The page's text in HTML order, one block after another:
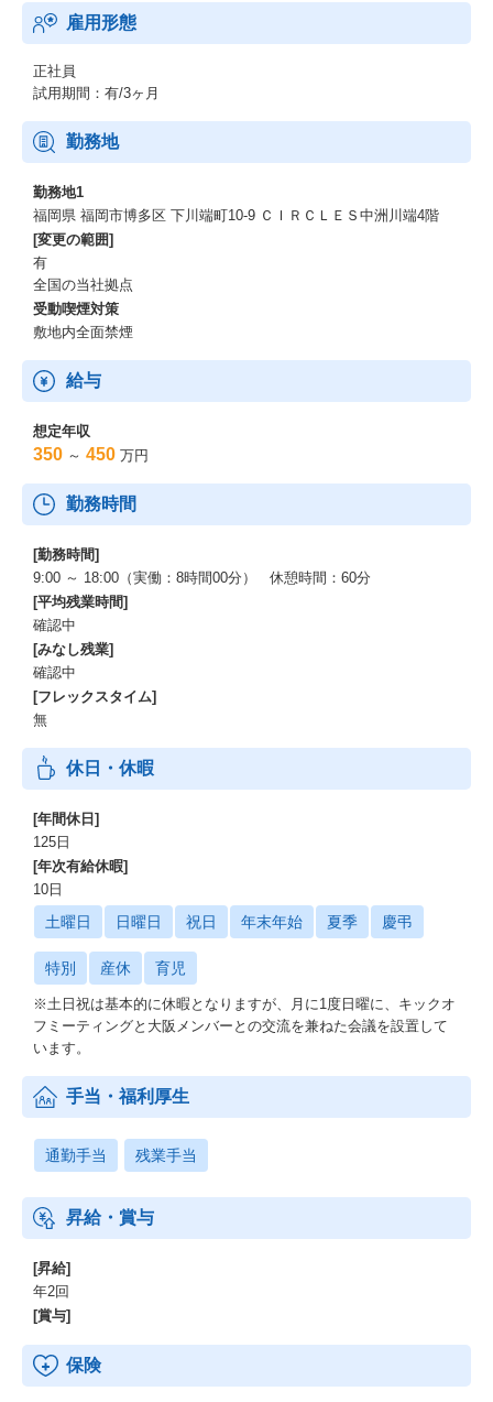
雇用形態
正社員
試用期間：有/3ヶ月
勤務地
勤務地1
福岡県 福岡市博多区 下川端町10-9 ＣＩＲＣＬＥＳ中洲川端4階
[変更の範囲]
有
全国の当社拠点
受動喫煙対策
敷地内全面禁煙
給与
想定年収
350 ～ 450 万円
勤務時間
[勤務時間]
9:00 ～ 18:00（実働：8時間00分） 休憩時間：60分
[平均残業時間]
確認中
[みなし残業]
確認中
[フレックスタイム]
無
休日・休暇
[年間休日]
125日
[年次有給休暇]
10日
土曜日 日曜日 祝日 年末年始 夏季 慶弔
特別 産休 育児
※土日祝は基本的に休暇となりますが、月に1度日曜に、キックオ
フミーティングと大阪メンバーとの交流を兼ねた会議を設置して
います。
手当・福利厚生
通勤手当 残業手当
昇給・賞与
[昇給]
年2回
[賞与]
保険